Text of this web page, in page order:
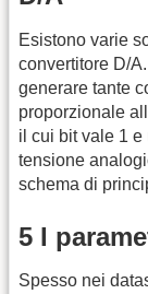
Esistono varie
convertitore D/
generare tante
proporzionale
il cui bit vale 1 e
tensione
schema di
5 I
Spesso nei